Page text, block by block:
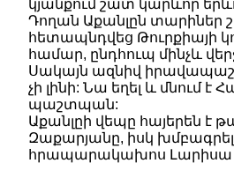
կյանքում շատ կարևոր
Դողան Աքանլըն տարիներ
հետապնդվեց Թուրքիայի
համար, ընդհուպ մինչև
Սակայն ազնիվ
չի լինի: Նա եղել և մնում է
պաշտպան:
Աքանլըի վեպը հայերեն է
Զաքարյանը, իսկ խմբագրել
հրապարակախոս Լարիսա